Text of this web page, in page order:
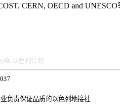
CERN, OECD and UNESCO
络 以色列计划
负责保证品质的以色列地接社